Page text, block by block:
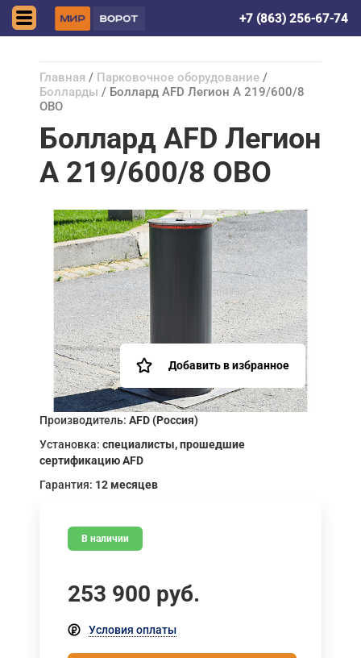
+7 (863) 256-67-74
Главная / Парковочное оборудование /
Болларды / Боллард AFD Легион А 219/600/8
ОВО
Боллард AFD Легион
А 219/600/8 ОВО
Добавить в избранное
Производитель: AFD (Россия)
Установка: специалисты, прошедшие
сертификацию AFD
Гарантия: 12 месяцев
В наличии
253 900 руб.
Условия оплаты